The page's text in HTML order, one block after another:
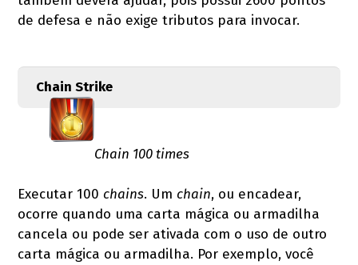
de defesa e não exige tributos para invocar.
Chain Strike
Chain 100 times
Executar 100 chains. Um chain, ou encadear,
ocorre quando uma carta mágica ou armadilha
cancela ou pode ser ativada com o uso de outro
carta mágica ou armadilha. Por exemplo, você